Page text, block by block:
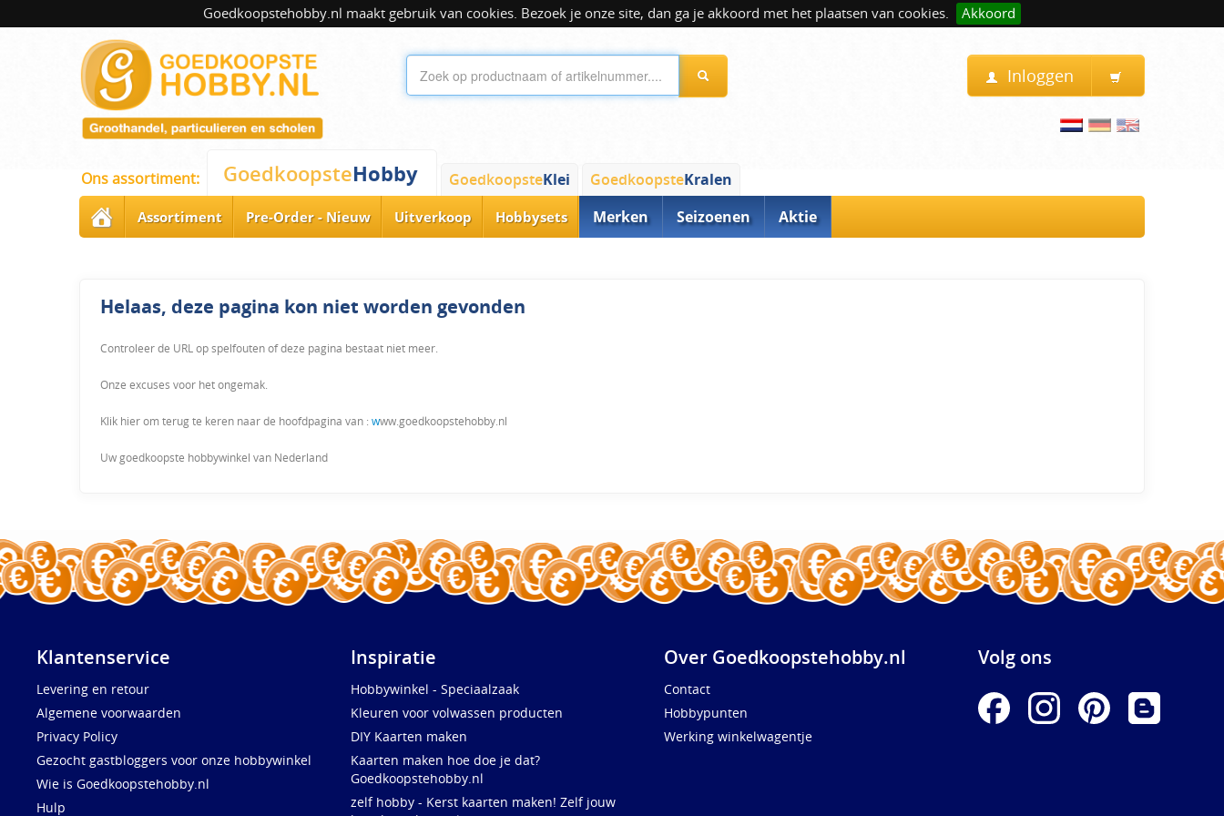
Goedkoopstehobby.nl maakt gebruik van cookies. Bezoek je onze site, dan ga je akkoord met het plaatsen van cookies. Akkoord
Inloggen
Ons assortiment: GoedkoopsteHobby GoedkoopsteKlei GoedkoopsteKralen
Assortiment Pre-Order - Nieuw Uitverkoop Hobbysets Merken Seizoenen Aktie
Helaas, deze pagina kon niet worden gevonden
Controleer de URL op spelfouten of deze pagina bestaat niet meer.
Onze excuses voor het ongemak.
Klik hier om terug te keren naar de hoofdpagina van : www.goedkoopstehobby.nl
Uw goedkoopste hobbywinkel van Nederland
Klantenservice
Levering en retour
Algemene voorwaarden
Privacy Policy
Gezocht gastbloggers voor onze hobbywinkel
Wie is Goedkoopstehobby.nl
Hulp
Inspiratie
Hobbywinkel - Speciaalzaak
Kleuren voor volwassen producten
DIY Kaarten maken
Kaarten maken hoe doe je dat?
Goedkoopstehobby.nl
zelf hobby - Kerst kaarten maken! Zelf jouw
Over Goedkoopstehobby.nl
Contact
Hobbypunten
Werking winkelwagentje
Volg ons